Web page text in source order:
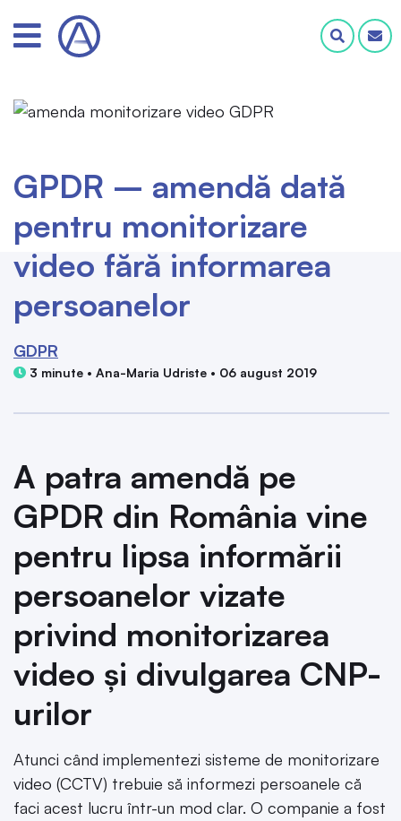
GPDR – amendă dată
pentru monitorizare
video fără informarea
persoanelor
GDPR
3 minute • Ana-Maria Udriste • 06 august 2019
A patra amendă pe
GPDR din România vine
pentru lipsa informării
persoanelor vizate
privind monitorizarea
video și divulgarea CNP-
urilor
Atunci când implementezi sisteme de monitorizare
video (CCTV) trebuie să informezi persoanele că
faci acest lucru într-un mod clar. O companie a fost